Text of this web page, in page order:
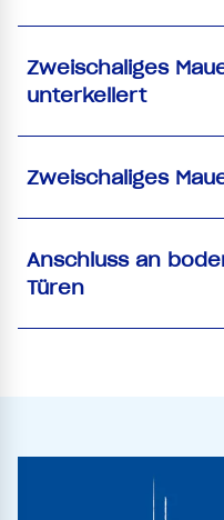
Zweischaliges
unterkellert
Zweischaliges
Anschluss an
Türen